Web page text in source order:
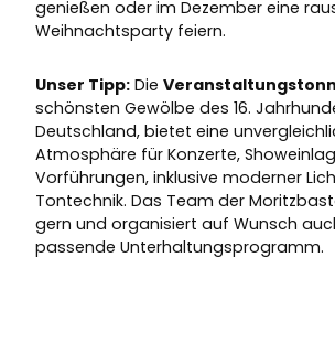
genießen oder im Dezember eine
Weihnachtsparty feiern.
Unser Tipp: Die
schönsten Gewölbe des 16.
Deutschland, bietet eine
Atmosphäre für Konzerte,
Vorführungen, inklusive moderner
Tontechnik. Das Team der
gern und organisiert auf Wunsch
passende Unterhaltungsprogramm.